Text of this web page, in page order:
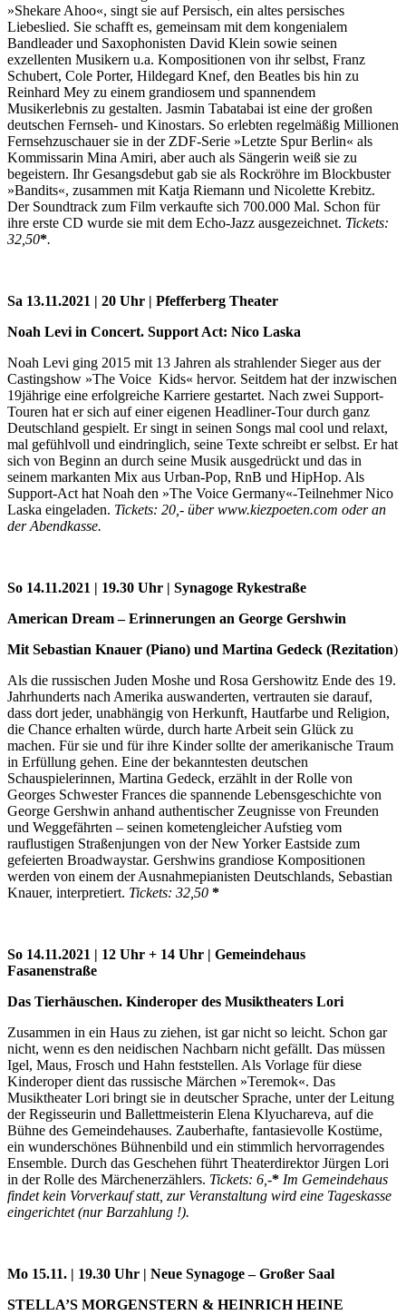
»Shekare Ahoo«, singt sie auf Persisch, ein altes persisches
Liebeslied. Sie schafft es, gemeinsam mit dem kongenialem
Bandleader und Saxophonisten David Klein sowie seinen
exzellenten Musikern u.a. Kompositionen von ihr selbst, Franz
Schubert, Cole Porter, Hildegard Knef, den Beatles bis hin zu
Reinhard Mey zu einem grandiosem und spannendem
Musikerlebnis zu gestalten. Jasmin Tabatabai ist eine der großen
deutschen Fernseh- und Kinostars. So erlebten regelmäßig Millionen
Fernsehzuschauer sie in der ZDF-Serie »Letzte Spur Berlin« als
Kommissarin Mina Amiri, aber auch als Sängerin weiß sie zu
begeistern. Ihr Gesangsdebut gab sie als Rockröhre im Blockbuster
»Bandits«, zusammen mit Katja Riemann und Nicolette Krebitz.
Der Soundtrack zum Film verkaufte sich 700.000 Mal. Schon für
ihre erste CD wurde sie mit dem Echo-Jazz ausgezeichnet. Tickets:
32,50*.
Sa 13.11.2021 | 20 Uhr | Pfefferberg Theater
Noah Levi in Concert. Support Act: Nico Laska
Noah Levi ging 2015 mit 13 Jahren als strahlender Sieger aus der
Castingshow »The Voice Kids« hervor. Seitdem hat der inzwischen
19jährige eine erfolgreiche Karriere gestartet. Nach zwei Support-
Touren hat er sich auf einer eigenen Headliner-Tour durch ganz
Deutschland gespielt. Er singt in seinen Songs mal cool und relaxt,
mal gefühlvoll und eindringlich, seine Texte schreibt er selbst. Er hat
sich von Beginn an durch seine Musik ausgedrückt und das in
seinem markanten Mix aus Urban-Pop, RnB und HipHop. Als
Support-Act hat Noah den »The Voice Germany«-Teilnehmer Nico
Laska eingeladen. Tickets: 20,- über www.kiezpoeten.com oder an
der Abendkasse.
So 14.11.2021 | 19.30 Uhr | Synagoge Rykestraße
American Dream – Erinnerungen an George Gershwin
Mit Sebastian Knauer (Piano) und Martina Gedeck (Rezitation)
Als die russischen Juden Moshe und Rosa Gershowitz Ende des 19.
Jahrhunderts nach Amerika auswanderten, vertrauten sie darauf,
dass dort jeder, unabhängig von Herkunft, Hautfarbe und Religion,
die Chance erhalten würde, durch harte Arbeit sein Glück zu
machen. Für sie und für ihre Kinder sollte der amerikanische Traum
in Erfüllung gehen. Eine der bekanntesten deutschen
Schauspielerinnen, Martina Gedeck, erzählt in der Rolle von
Georges Schwester Frances die spannende Lebensgeschichte von
George Gershwin anhand authentischer Zeugnisse von Freunden
und Weggefährten – seinen kometengleicher Aufstieg vom
rauflustigen Straßenjungen von der New Yorker Eastside zum
gefeierten Broadwaystar. Gershwins grandiose Kompositionen
werden von einem der Ausnahmepianisten Deutschlands, Sebastian
Knauer, interpretiert. Tickets: 32,50 *
So 14.11.2021 | 12 Uhr + 14 Uhr | Gemeindehaus
Fasanenstraße
Das Tierhäuschen. Kinderoper des Musiktheaters Lori
Zusammen in ein Haus zu ziehen, ist gar nicht so leicht. Schon gar
nicht, wenn es den neidischen Nachbarn nicht gefällt. Das müssen
Igel, Maus, Frosch und Hahn feststellen. Als Vorlage für diese
Kinderoper dient das russische Märchen »Teremok«. Das
Musiktheater Lori bringt sie in deutscher Sprache, unter der Leitung
der Regisseurin und Ballettmeisterin Elena Klyuchareva, auf die
Bühne des Gemeindehauses. Zauberhafte, fantasievolle Kostüme,
ein wunderschönes Bühnenbild und ein stimmlich hervorragendes
Ensemble. Durch das Geschehen führt Theaterdirektor Jürgen Lori
in der Rolle des Märchenerzählers. Tickets: 6,-* Im Gemeindehaus
findet kein Vorverkauf statt, zur Veranstaltung wird eine Tageskasse
eingerichtet (nur Barzahlung !).
Mo 15.11. | 19.30 Uhr | Neue Synagoge – Großer Saal
STELLA’S MORGENSTERN & HEINRICH HEINE